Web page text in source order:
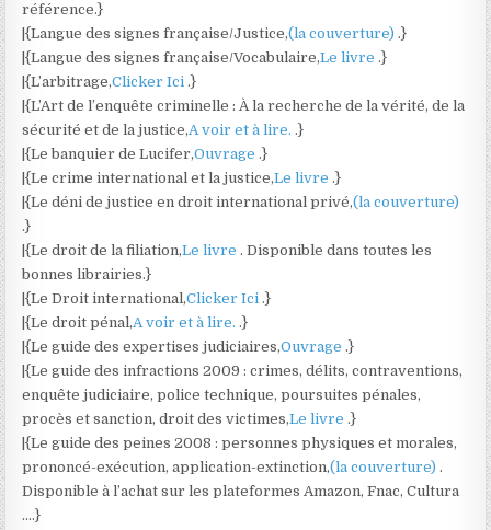
référence.}
|{Langue des signes française/Justice,(la couverture).}
|{Langue des signes française/Vocabulaire,Le livre.}
|{L’arbitrage,Clicker Ici.}
|{L’Art de l’enquête criminelle : À la recherche de la vérité, de la
sécurité et de la justice,A voir et à lire..}
|{Le banquier de Lucifer,Ouvrage.}
|{Le crime international et la justice,Le livre.}
|{Le déni de justice en droit international privé,(la couverture)
.}
|{Le droit de la filiation,Le livre. Disponible dans toutes les
bonnes librairies.}
|{Le Droit international,Clicker Ici.}
|{Le droit pénal,A voir et à lire..}
|{Le guide des expertises judiciaires,Ouvrage.}
|{Le guide des infractions 2009 : crimes, délits, contraventions,
enquête judiciaire, police technique, poursuites pénales,
procès et sanction, droit des victimes,Le livre.}
|{Le guide des peines 2008 : personnes physiques et morales,
prononcé-exécution, application-extinction,(la couverture).
Disponible à l’achat sur les plateformes Amazon, Fnac, Cultura
….}